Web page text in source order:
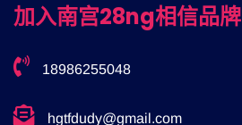
加入南宫28ng相信品牌
18986255048
hgtfdudy@gmail.com